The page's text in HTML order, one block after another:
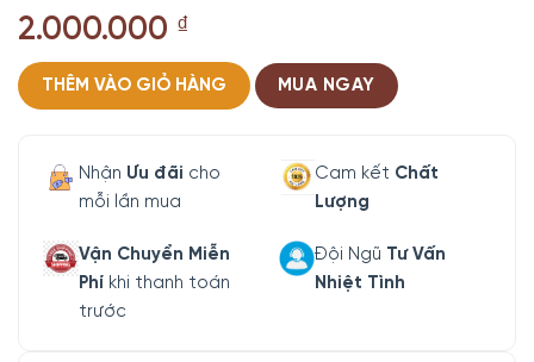
2.000.000 ₫
THÊM VÀO GIỎ HÀNG MUA NGAY
Nhận Ưu đãi cho
mỗi lần mua
Cam kết Chất
Lượng
Vận Chuyển Miễn
Phí khi thanh toán
trước
Đội Ngũ Tư Vấn
Nhiệt Tình